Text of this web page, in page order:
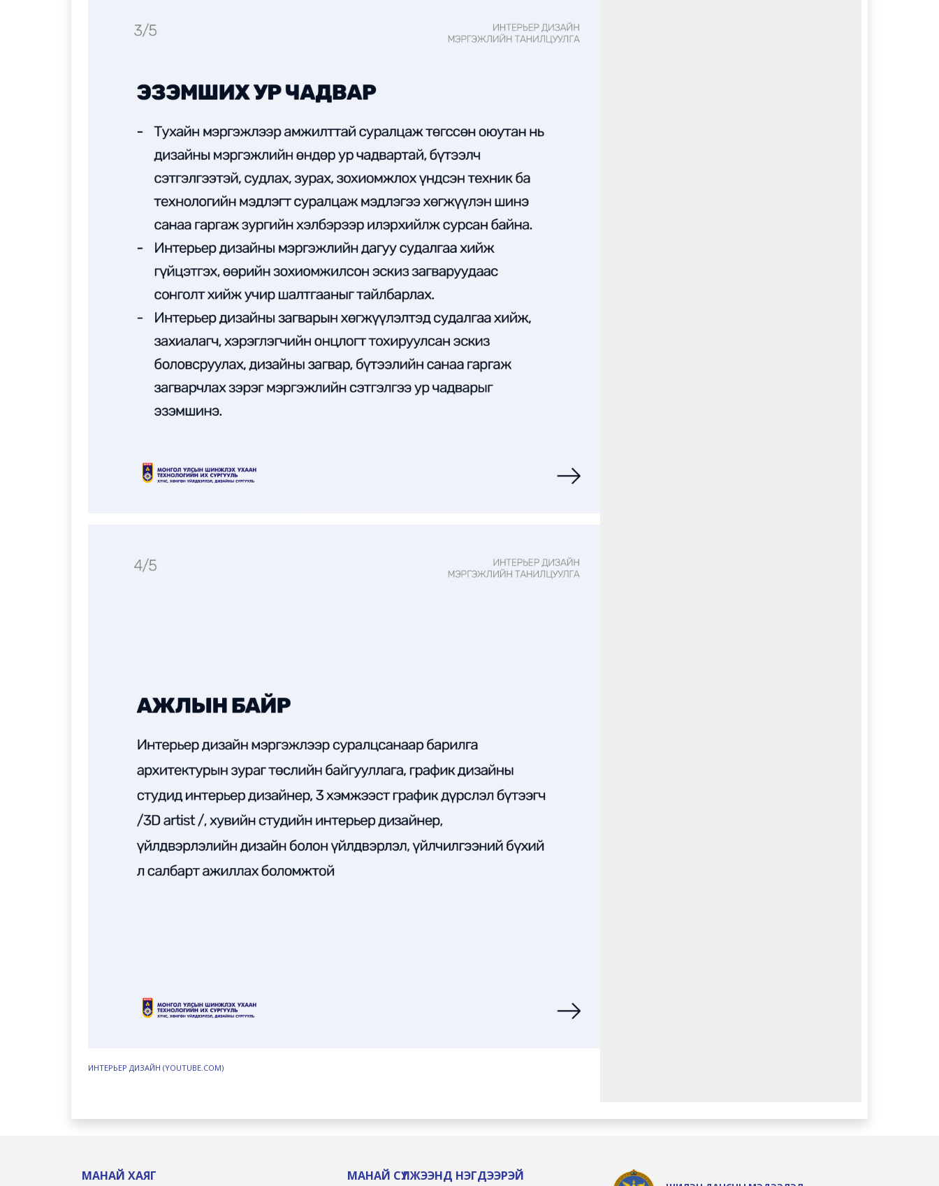
ИНТЕРЬЕР ДИЗАЙН (YOUTUBE.COM)
МАНАЙ ХАЯГ МАНАЙ СҮЛЖЭЭНД НЭГДЭЭРЭЙ